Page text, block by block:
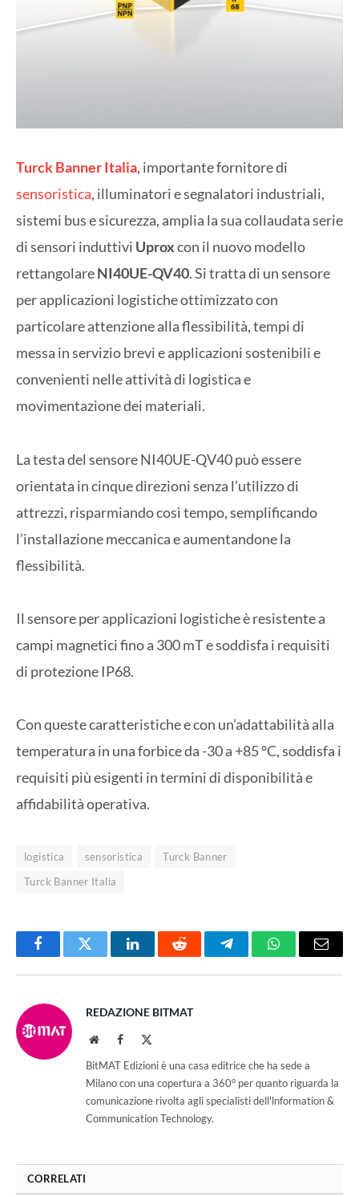
Turck Banner Italia, importante fornitore di
sensoristica, illuminatori e segnalatori industriali,
sistemi bus e sicurezza, amplia la sua collaudata serie
di sensori induttivi Uproxcon il nuovo modello
rettangolareNI40UE-QV40. Si tratta di un sensore
per applicazioni logistiche ottimizzato con
particolare attenzione alla flessibilità, tempi di
messa in servizio brevi e applicazioni sostenibili e
convenienti nelle attività di logistica e
movimentazione dei materiali.
La testa del sensore NI40UE-QV40 può essere
orientata in cinque direzioni senza l’utilizzo di
attrezzi, risparmiando così tempo, semplificando
l’installazione meccanica e aumentandone la
flessibilità.
Il sensore per applicazioni logistiche è resistente a
campi magnetici fino a 300 mT e soddisfa i requisiti
di protezione IP68.
Con queste caratteristiche e con un’adattabilità alla
temperatura in una forbice da -30 a +85 °C, soddisfa i
requisiti più esigenti in termini di disponibilità e
affidabilità operativa.
logistica sensoristica
Turck Banner
Turck Banner Italia
FacebookTwitter LinkedInReddit TelegramWhatsAppEmail
REDAZIONE BITMAT
WebsiteFacebook
BitMAT Edizioni è una casa editrice che ha sede a
Milano con una copertura a 360° per quanto riguarda la
comunicazione rivolta agli specialisti dell'lnformation &
Communication Technology.
CORRELATI